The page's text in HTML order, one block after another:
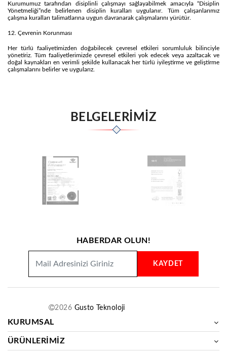
Kurumumuz tarafından disiplinli çalışmayı sağlayabilmek amacıyla “Disiplin
Yönetmeliği”nde belirlenen disiplin kuralları uygulanır. Tüm çalışanlarımız
çalışma kuralları talimatlarına uygun davranarak çalışmalarını yürütür.
12. Çevrenin Korunması
Her türlü faaliyetimizden doğabilecek çevresel etkileri sorumluluk bilinciyle
yönetiriz. Tüm faaliyetlerimizde çevresel etkileri yok edecek veya azaltacak ve
doğal kaynakları en verimli şekilde kullanacak her türlü iyileştirme ve geliştirme
çalışmalarını belirler ve uygularız.
BELGELERİMİZ
HABERDAR OLUN!
KAYDET
2026 Gusto Teknoloji
KURUMSAL
ÜRÜNLERİMİZ